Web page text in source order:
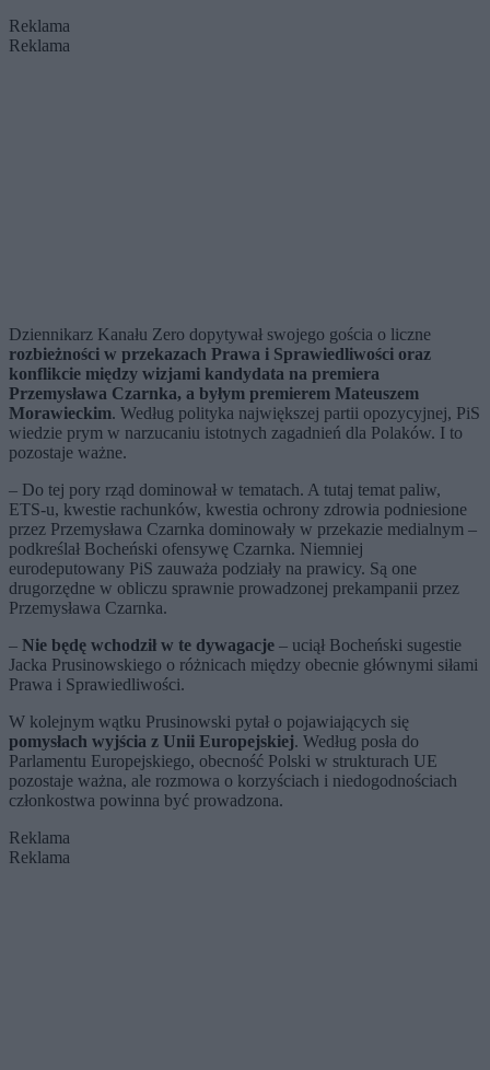
Reklama
Reklama
Dziennikarz Kanału Zero dopytywał swojego gościa o liczne
rozbieżności w przekazach Prawa i Sprawiedliwości oraz
konflikcie między wizjami kandydata na premiera
Przemysława Czarnka, a byłym premierem Mateuszem
Morawieckim. Według polityka największej partii opozycyjnej, PiS
wiedzie prym w narzucaniu istotnych zagadnień dla Polaków. I to
pozostaje ważne.
– Do tej pory rząd dominował w tematach. A tutaj temat paliw,
ETS-u, kwestie rachunków, kwestia ochrony zdrowia podniesione
przez Przemysława Czarnka dominowały w przekazie medialnym –
podkreślał Bocheński ofensywę Czarnka. Niemniej
eurodeputowany PiS zauważa podziały na prawicy. Są one
drugorzędne w obliczu sprawnie prowadzonej prekampanii przez
Przemysława Czarnka.
– Nie będę wchodził w te dywagacje – uciął Bocheński sugestie
Jacka Prusinowskiego o różnicach między obecnie głównymi siłami
Prawa i Sprawiedliwości.
W kolejnym wątku Prusinowski pytał o pojawiających się
pomysłach wyjścia z Unii Europejskiej. Według posła do
Parlamentu Europejskiego, obecność Polski w strukturach UE
pozostaje ważna, ale rozmowa o korzyściach i niedogodnościach
członkostwa powinna być prowadzona.
Reklama
Reklama